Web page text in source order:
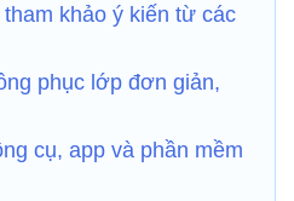
khảo ý kiến từ các
phục lớp đơn giản,
cụ, app và phần mềm